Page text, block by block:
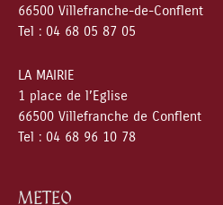
66500 Villefranche-de-Conflent
Tel : 04 68 05 87 05
LA MAIRIE
1 place de l’Eglise
66500 Villefranche de Conflent
Tel : 04 68 96 10 78
METEO